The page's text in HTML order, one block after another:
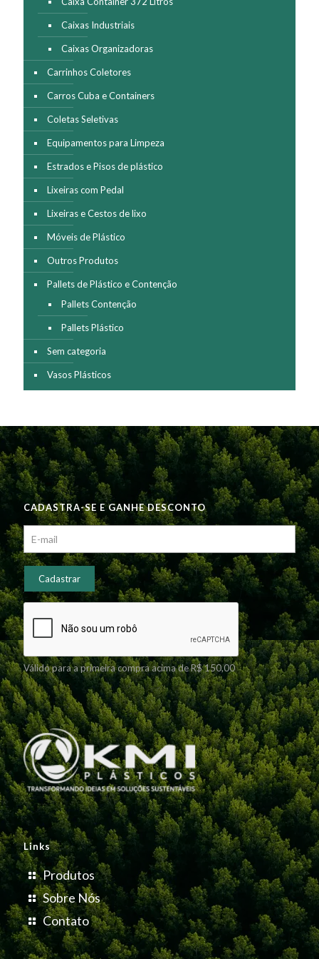
Caixas Industriais
Caixas Organizadoras
Carrinhos Coletores
Carros Cuba e Containers
Coletas Seletivas
Equipamentos para Limpeza
Estrados e Pisos de plástico
Lixeiras com Pedal
Lixeiras e Cestos de lixo
Móveis de Plástico
Outros Produtos
Pallets de Plástico e Contenção
Pallets Contenção
Pallets Plástico
Sem categoria
Vasos Plásticos
CADASTRA-SE E GANHE DESCONTO
Válido para a primeira compra acima de R$ 150,00
Links
Produtos
Sobre Nós
Contato